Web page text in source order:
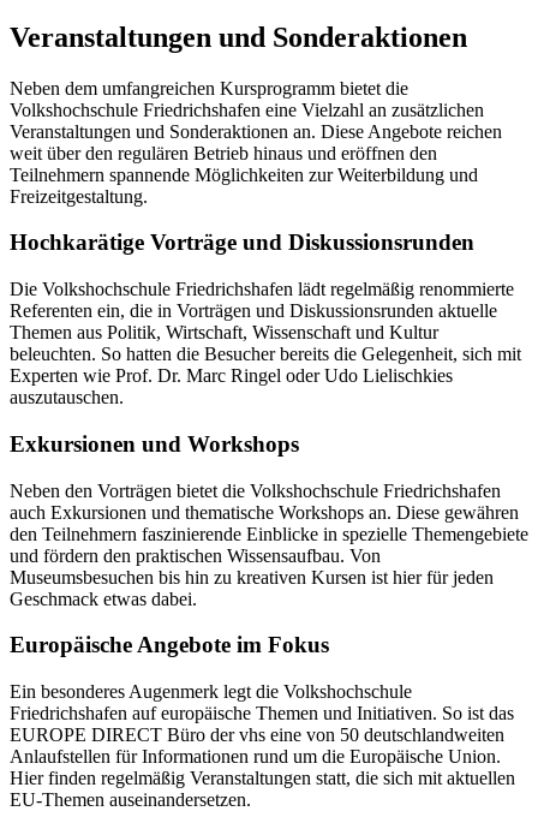
Veranstaltungen und Sonderaktionen
Neben dem umfangreichen Kursprogramm bietet die
Volkshochschule Friedrichshafen eine Vielzahl an zusätzlichen
Veranstaltungen und Sonderaktionen an. Diese Angebote reichen
weit über den regulären Betrieb hinaus und eröffnen den
Teilnehmern spannende Möglichkeiten zur Weiterbildung und
Freizeitgestaltung.
Hochkarätige Vorträge und Diskussionsrunden
Die Volkshochschule Friedrichshafen lädt regelmäßig renommierte
Referenten ein, die in Vorträgen und Diskussionsrunden aktuelle
Themen aus Politik, Wirtschaft, Wissenschaft und Kultur
beleuchten. So hatten die Besucher bereits die Gelegenheit, sich mit
Experten wie Prof. Dr. Marc Ringel oder Udo Lielischkies
auszutauschen.
Exkursionen und Workshops
Neben den Vorträgen bietet die Volkshochschule Friedrichshafen
auch Exkursionen und thematische Workshops an. Diese gewähren
den Teilnehmern faszinierende Einblicke in spezielle Themengebiete
und fördern den praktischen Wissensaufbau. Von
Museumsbesuchen bis hin zu kreativen Kursen ist hier für jeden
Geschmack etwas dabei.
Europäische Angebote im Fokus
Ein besonderes Augenmerk legt die Volkshochschule
Friedrichshafen auf europäische Themen und Initiativen. So ist das
EUROPE DIRECT Büro der vhs eine von 50 deutschlandweiten
Anlaufstellen für Informationen rund um die Europäische Union.
Hier finden regelmäßig Veranstaltungen statt, die sich mit aktuellen
EU-Themen auseinandersetzen.